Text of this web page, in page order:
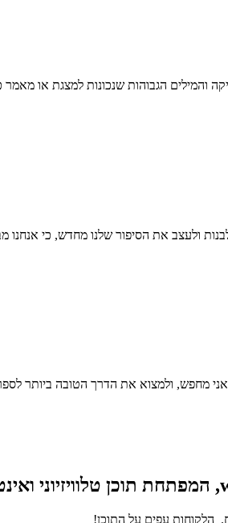
הגבוהות שנכונות למצגת או
ולעצב את הסיפור שלנו מחדש, כי אנחנו
מחפש, ולמצוא את הדרך הטובה ביותר
הלקוחות עפים על התוכן!